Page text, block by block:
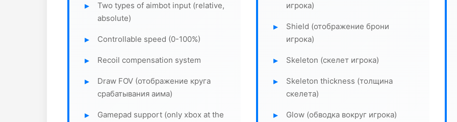
Two types of aimbot input (relative,
absolute)
Controllable speed (0-100%)
Recoil compensation system
Draw FOV (отображение круга
срабатывания аима)
Gamepad support (only xbox at the
игрока)
Shield (отображение брони
игрока)
Skeleton (скелет игрока)
Skeleton thickness (толщина
скелета)
Glow (обводка вокруг игрока)